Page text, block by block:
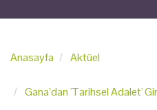
Anasayfa Aktüel
Gana’dan 'Tarihsel Adalet'